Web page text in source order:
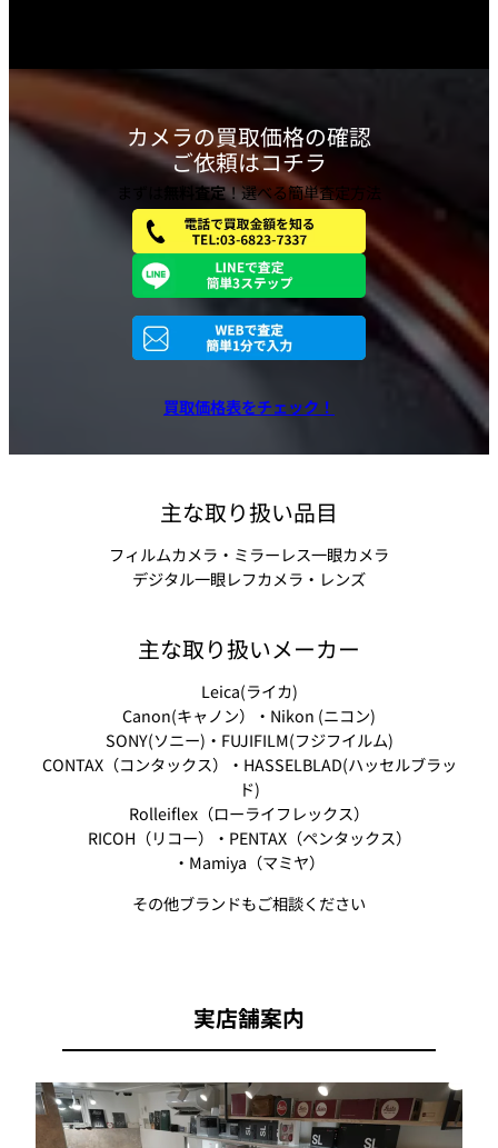
カメラの買取価格の確認
ご依頼はコチラ
無料査定！選べる簡単査定方法
買取価格表をチェック！
主な取り扱い品目
フィルムカメラ・ミラーレス一眼カメラ
デジタル一眼レフカメラ・レンズ
主な取り扱いメーカー
Leica(ライカ)
Canon(キャノン）・Nikon (ニコン)
SONY(ソニー)・FUJIFILM(フジフイルム)
CONTAX（コンタックス）・HASSELBLAD(ハッセルブラッ
ド)
Rolleiflex（ローライフレックス）
RICOH（リコー）・PENTAX（ペンタックス）
・Mamiya（マミヤ）
その他ブランドもご相談ください
実店舗案内